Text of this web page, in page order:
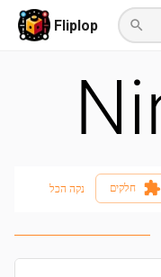
Fliplop
חלקים נקה הכל